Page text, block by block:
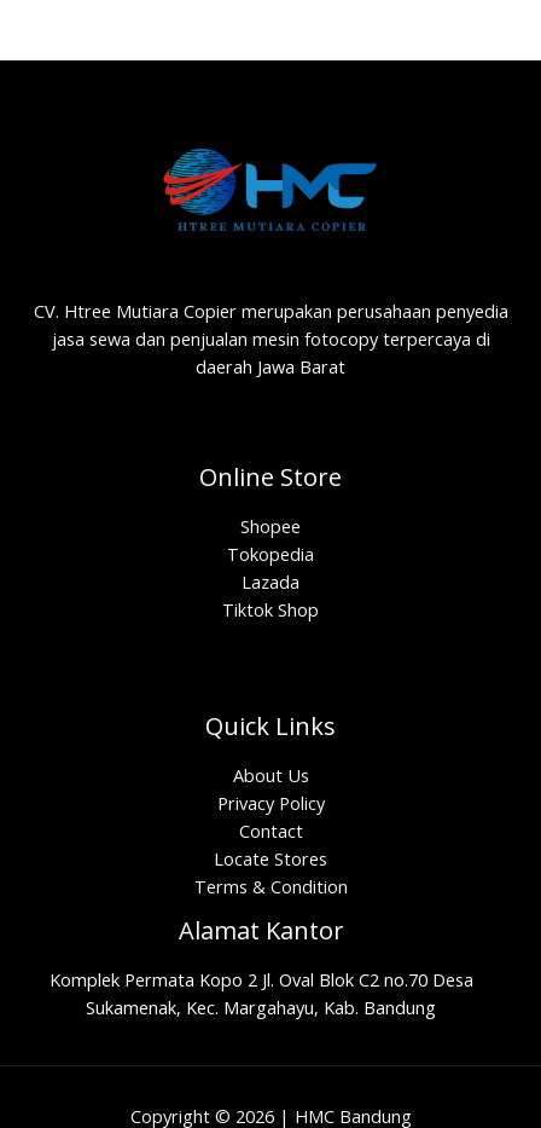
CV. Htree Mutiara Copier merupakan perusahaan penyedia
jasa sewa dan penjualan mesin fotocopy terpercaya di
daerah Jawa Barat
Online Store
Shopee
Tokopedia
Lazada
Tiktok Shop
Quick Links
About Us
Privacy Policy
Contact
Locate Stores
Terms & Condition
Alamat Kantor
Komplek Permata Kopo 2 Jl. Oval Blok C2 no.70 Desa
Sukamenak, Kec. Margahayu, Kab. Bandung
Copyright © 2026 | HMC Bandung